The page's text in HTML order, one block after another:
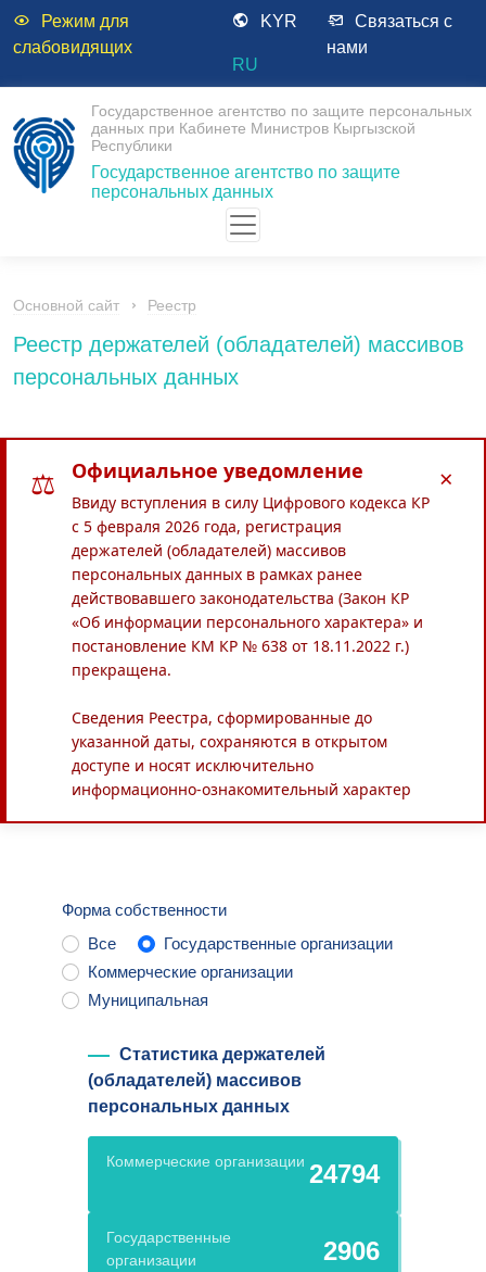
Режим для
слабовидящих
KYR
RU
Связаться с
нами
Государственное агентство по защите персональных
данных при Кабинете Министров Кыргызской
Республики
Государственное агентство по защите
персональных данных
Основной сайт Реестр
Реестр держателей (обладателей) массивов
персональных данных
⚖ Официальное уведомление
Ввиду вступления в силу Цифрового кодекса КР
с 5 февраля 2026 года, регистрация
держателей (обладателей) массивов
персональных данных в рамках ранее
действовавшего законодательства (Закон КР
«Об информации персонального характера» и
постановление КМ КР № 638 от 18.11.2022 г.)
прекращена.
Сведения Реестра, сформированные до
указанной даты, сохраняются в открытом
доступе и носят исключительно
информационно-ознакомительный характер
×
Форма собственности
Все
Государственные организации
Коммерческие организации
Муниципальная
Статистика держателей
(обладателей) массивов
персональных данных
Коммерческие организации 24794
Государственные
организации
2906